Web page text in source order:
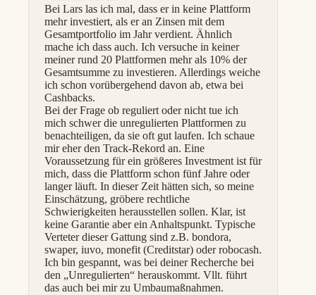
Bei Lars las ich mal, dass er in keine Plattform
mehr investiert, als er an Zinsen mit dem
Gesamtportfolio im Jahr verdient. Ähnlich
mache ich dass auch. Ich versuche in keiner
meiner rund 20 Plattformen mehr als 10% der
Gesamtsumme zu investieren. Allerdings weiche
ich schon vorübergehend davon ab, etwa bei
Cashbacks.
Bei der Frage ob reguliert oder nicht tue ich
mich schwer die unregulierten Plattformen zu
benachteiligen, da sie oft gut laufen. Ich schaue
mir eher den Track-Rekord an. Eine
Voraussetzung für ein größeres Investment ist für
mich, dass die Plattform schon fünf Jahre oder
langer läuft. In dieser Zeit hätten sich, so meine
Einschätzung, gröbere rechtliche
Schwierigkeiten herausstellen sollen. Klar, ist
keine Garantie aber ein Anhaltspunkt. Typische
Verteter dieser Gattung sind z.B. bondora,
swaper, iuvo, monefit (Creditstar) oder robocash.
Ich bin gespannt, was bei deiner Recherche bei
den „Unregulierten“ herauskommt. Vllt. führt
das auch bei mir zu Umbaumaßnahmen.